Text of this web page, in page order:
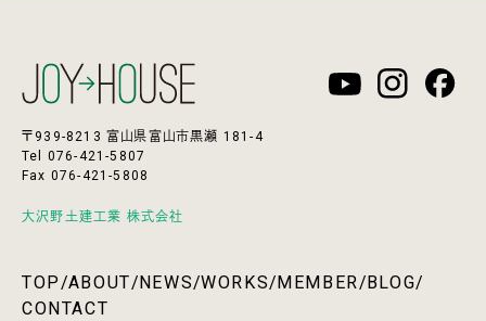
〒939-8213 富山県富山市黒瀬 181-4
Tel 076-421-5807
Fax 076-421-5808
大沢野土建工業 株式会社
TOP/ABOUT/NEWS/WORKS/MEMBER/BLOG/
CONTACT